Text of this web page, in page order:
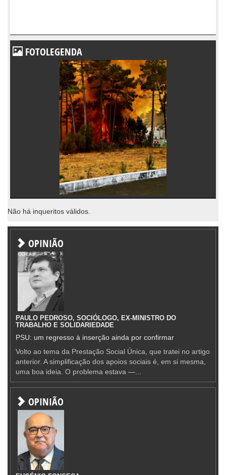
FOTOLEGENDA
Não há inqueritos válidos.
OPINIÃO
PAULO PEDROSO, SOCIÓLOGO, EX-MINISTRO DO
TRABALHO E SOLIDARIEDADE
PSU: um regresso à inserção ainda por confirmar
Volto ao tema da Prestação Social Única, que tratei no artigo
anterior. A simplificação dos apoios sociais é, em si mesma,
uma boa ideia. O problema estava —...
OPINIÃO